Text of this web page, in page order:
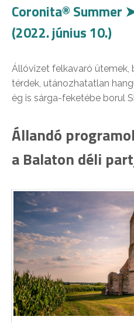
Coronita® Summer
(2022. június 10.)
Állóvizet felkavaró ütemek,
térdek, utánozhatatlan
ég is sárga-feketébe borul
Állandó
a Balaton déli